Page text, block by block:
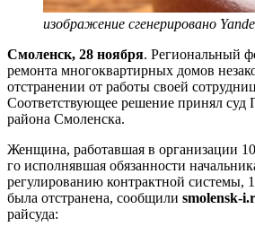
изображение сгенерировано
Смоленск, 28 ноября. Региональный
ремонта многоквартирных домов
отстранении от работы своей
Соответствующее решение принял
района Смоленска.
Женщина, работавшая в организации
го исполнявшая обязанности
регулированию контрактной системы,
была отстранена, сообщили smolensk-
райсуда: